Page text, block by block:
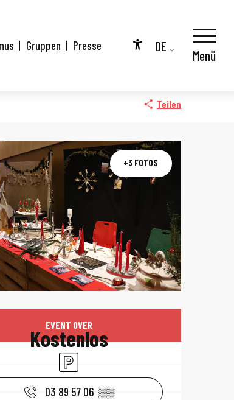
Accessibilité
DE
Gruppen Presse
Menü
Teilen
+3 FOTOS
EVENT OVER
Kostenlos
Parkplatz
03 89 57 06 ▒▒